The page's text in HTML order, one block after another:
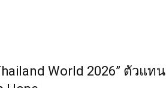
World 2026” ตัวแทน